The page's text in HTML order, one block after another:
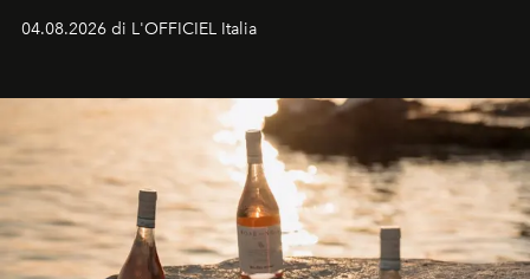
04.08.2026 di L'OFFICIEL Italia